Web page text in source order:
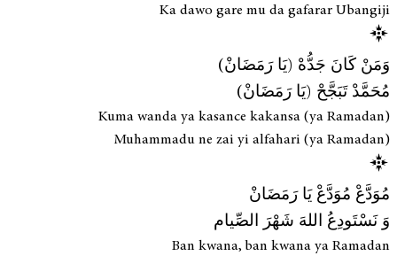
Ka dawo gare mu da gafarar Ubangiji
وَمَنْ كَانَ جَدُّهْ (يَا رَمَضَانْ)
مُحَمَّدْ تَبَجَّحْ (يَا رَمَضَانْ)
Kuma wanda ya kasance kakansa (ya Ramadan)
Muhammadu ne zai yi alfahari (ya Ramadan)
مُوَدَّعْ مُوَدَّعْ يَا رَمَضَانْ
وَ نَسْتَودِعُ اللهَ شَهْرَ الصِّيام
Ban kwana, ban kwana ya Ramadan